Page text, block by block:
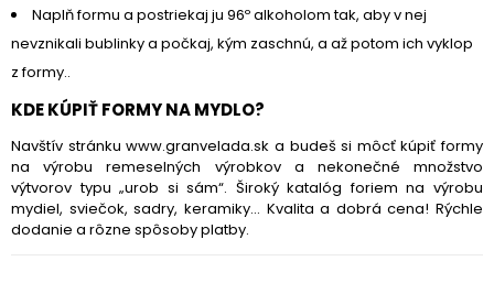
Naplň formu a postriekaj ju 96º alkoholom tak, aby v nej
nevznikali bublinky a počkaj, kým zaschnú, a až potom ich vyklop
z formy..
KDE KÚPIŤ FORMY NA MYDLO?
Navštív stránku www.granvelada.sk a budeš si môcť kúpiť formy
na výrobu remeselných výrobkov a nekonečné množstvo
výtvorov typu „urob si sám“. Široký katalóg foriem na výrobu
mydiel, sviečok, sadry, keramiky... Kvalita a dobrá cena! Rýchle
dodanie a rôzne spôsoby platby.